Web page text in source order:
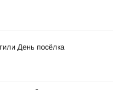
День посёлка